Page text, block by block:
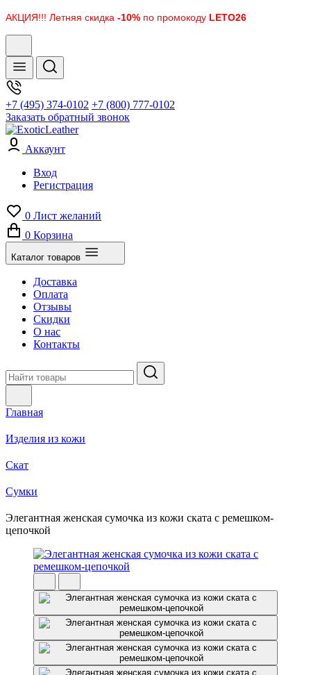
АКЦИЯ!!! Летняя скидка -10% по промокоду LETO26
+7 (495) 374-0102 +7 (800) 777-0102
Заказать обратный звонок
Аккаунт
Вход
Регистрация
0 Лист желаний
0 Корзина
Каталог товаров
Доставка
Оплата
Отзывы
Скидки
О нас
Контакты
Главная
Изделия из кожи
Скат
Сумки
Элегантная женская сумочка из кожи ската с ремешком-
цепочкой